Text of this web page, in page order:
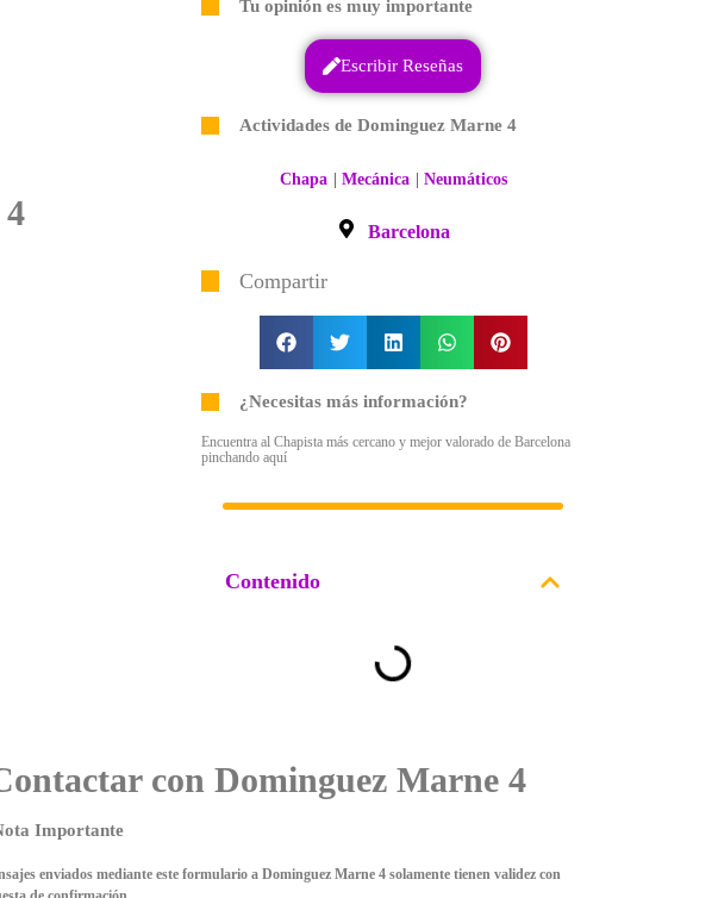
Tu opinión es muy importante
Escribir Reseñas
Actividades de Dominguez Marne 4
Chapa | Mecánica | Neumáticos
Barcelona
Compartir
¿Necesitas más información?
Encuentra al Chapista más cercano y mejor valorado de Barcelona
pinchando aquí
Contenido
con Dominguez Marne 4
Importante
enviados mediante este formulario a Dominguez Marne 4 solamente tienen validez con